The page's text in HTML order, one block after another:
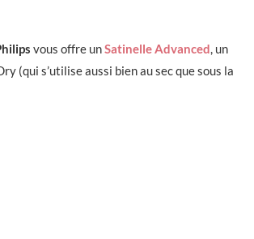
vous offre unSatinelle Advanced, un
(qui s’utilise aussi bien au sec que sous la